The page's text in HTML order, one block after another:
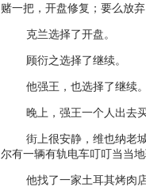
赌一把，开盘修复；要么放
克兰选择了开盘。
顾衍之选择了继续。
他强王，也选择了继续
晚上，强王一个人出去
街上很安静，维也纳老
尔有一辆有轨电车叮叮当当
他找了一家土耳其烤肉